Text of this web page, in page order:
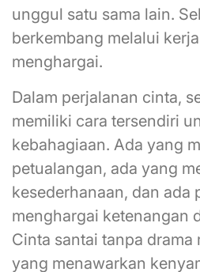
unggul satu sama lain.
berkembang melalui
menghargai.
Dalam perjalanan cinta,
memiliki cara tersendiri
kebahagiaan. Ada yang
petualangan, ada yang
kesederhanaan, dan ada
menghargai ketenangan
Cinta santai tanpa drama
yang menawarkan